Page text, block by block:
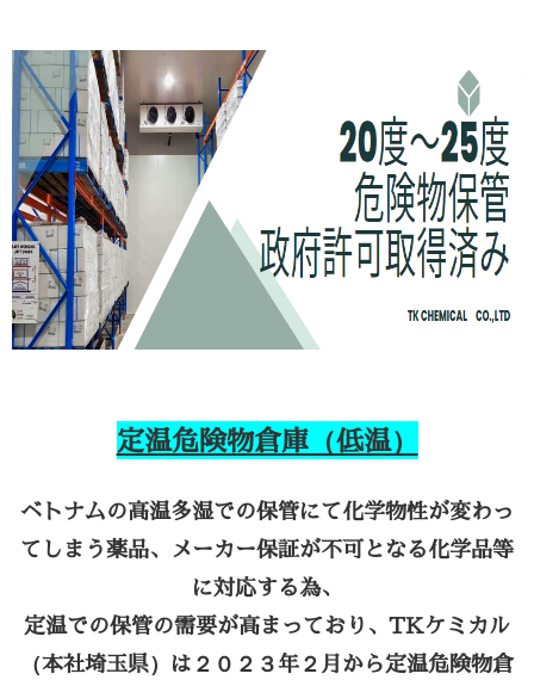
定温危険物倉庫（低温）
ベトナムの高温多湿での保管にて化学物性が変わっ
てしまう薬品、メーカー保証が不可となる化学品等
に対応する為、
定温での保管の需要が高まっており、 TKケミカル
（本社埼玉県）は２０２３年２月から定温危険物倉